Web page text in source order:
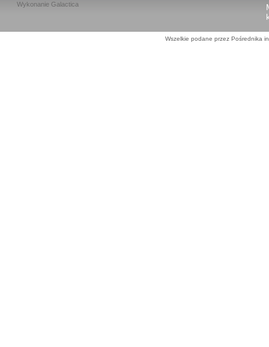
Wykonanie Galactica
Wszelkie podane przez Pośrednika